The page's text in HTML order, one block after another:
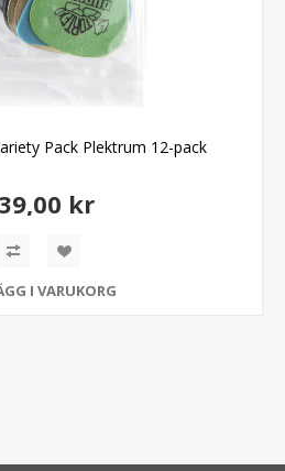
Pack Plektrum 12-pack
kr
I VARUKORG